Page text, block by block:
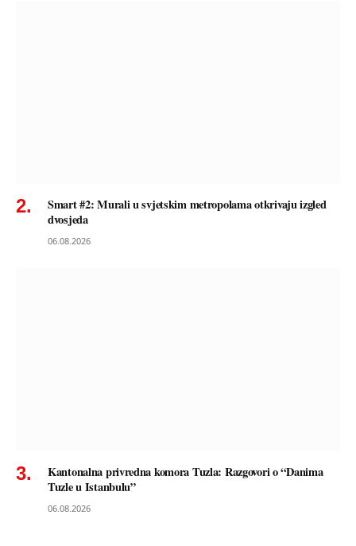
Smart #2: Murali u svjetskim metropolama otkrivaju izgled
dvosjeda
06.08.2026
Kantonalna privredna komora Tuzla: Razgovori o “Danima
Tuzle u Istanbulu”
06.08.2026